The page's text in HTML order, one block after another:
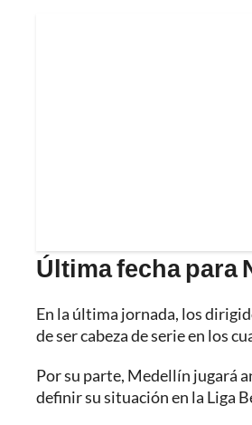
Última fecha para
En la última jornada, los
de ser cabeza de serie en los
Por su parte, Medellín jugará
definir su situación en la Liga